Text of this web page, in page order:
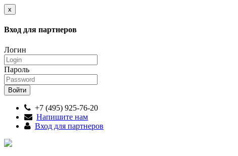
x
Вход для партнеров
Логин
Пароль
+7 (495) 925-76-20
Напишите нам
Вход для партнеров